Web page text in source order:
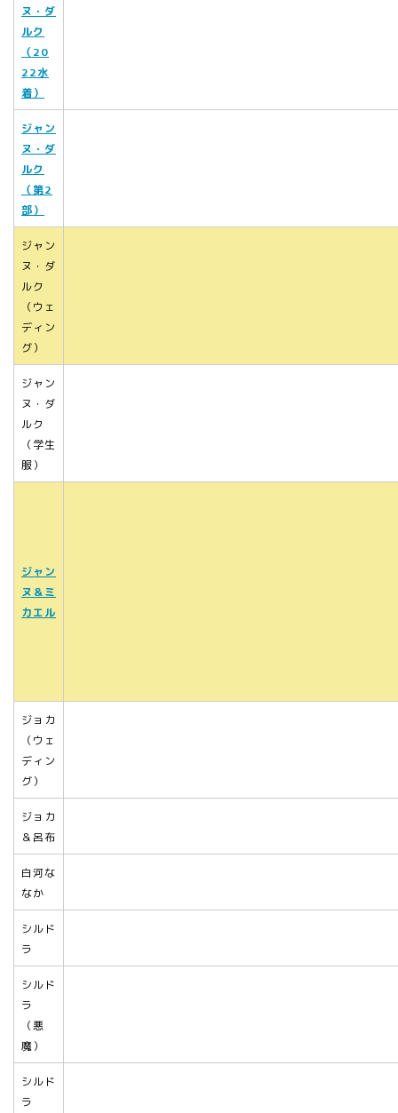
ヌ・ダ
ルク
（20
22水
着）
ジャン
ヌ・ダ
ルク
（第2
部）
ジャン
ヌ・ダ
ルク
（ウェ
ディン
グ）
ジャン
ヌ・ダ
ルク
（学生
服）
ジャン
ヌ＆ミ
カエル
ジョカ
（ウェ
ディン
グ）
ジョカ
＆呂布
白河な
なか
シルド
ラ
シルド
ラ
（悪
魔）
シルド
ラ